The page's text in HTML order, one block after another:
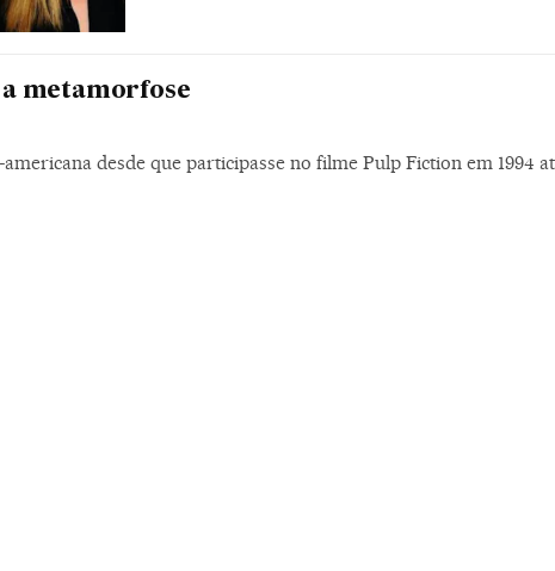
metamorfose
desde que participasse no filme Pulp Fiction em 1994